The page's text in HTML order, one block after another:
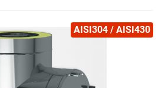
AISI304 / AISI430